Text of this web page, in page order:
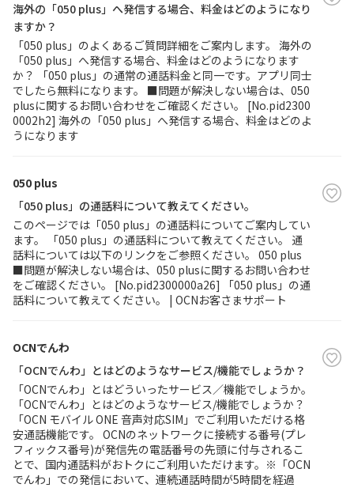
海外の「050 plus」へ発信する場合、料金はどのようになり
ますか？
「050 plus」のよくあるご質問詳細をご案内します。 海外の
「050 plus」へ発信する場合、料金はどのようになります
か？ 「050 plus」の通常の通話料金と同一です。アプリ同士
でしたら無料になります。 ■問題が解決しない場合は、050
plusに関するお問い合わせをご確認ください。 [No.pid2300
0002h2] 海外の「050 plus」へ発信する場合、料金はどのよ
うになります
050 plus
「050 plus」の通話料について教えてください。
このページでは「050 plus」の通話料についてご案内してい
ます。 「050 plus」の通話料について教えてください。 通
話料については以下のリンクをご参照ください。 050 plus
■問題が解決しない場合は、050 plusに関するお問い合わせ
をご確認ください。 [No.pid2300000a26] 「050 plus」の通
話料について教えてください。 | OCNお客さまサポート
OCNでんわ
「OCNでんわ」とはどのようなサービス/機能でしょうか？
「OCNでんわ」とはどういったサービス／機能でしょうか。
「OCNでんわ」とはどのようなサービス/機能でしょうか？
「OCN モバイル ONE 音声対応SIM」でご利用いただける格
安通話機能です。 OCNのネットワークに接続する番号(プレ
フィックス番号)が発信先の電話番号の先頭に付与されるこ
とで、国内通話料がおトクにご利用いただけます。※「OCN
でんわ」での発信において、連続通話時間が5時間を経過